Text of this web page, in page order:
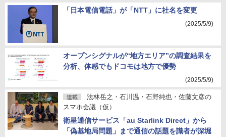
「日本電信電話」が「NTT」に社名を変更
(2025/5/9)
オープンシグナルが“地方エリア”の調査結果を
分析、体感でもドコモは地方で優勢
(2025/5/9)
連載
法林岳之・石川温・石野純也・佐藤文彦の
スマホ会議（仮）
衛星通信サービス「au Starlink Direct」から
「偽基地局問題」まで通信の話題を識者が深堀